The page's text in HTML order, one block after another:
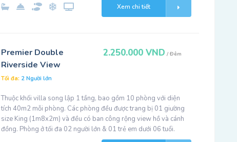
Xem chi tiết
Premier Double
Riverside View
Tối đa: 2 Người lớn
2.250.000 VND / Đêm
Thuộc khối villa song lập 1 tầng, bao gồm 10 phòng với diện
tích 40m2 mỗi phòng. Các phòng đều được trang bị 01 giường
size King (1m8x2m) và đều có ban công rộng view hồ và cánh
đồng. Phòng ở tối đa 02 người lớn & 01 trẻ em dưới 06 tuổi.